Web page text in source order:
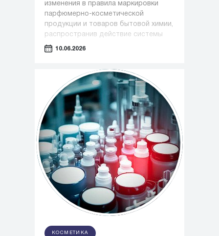
изменения в правила маркировки
парфюмерно-косметической
продукции и товаров бытовой химии,
распространив действие системы
обязательной маркировки на новые
10.06.2026
КОСМЕТИКА